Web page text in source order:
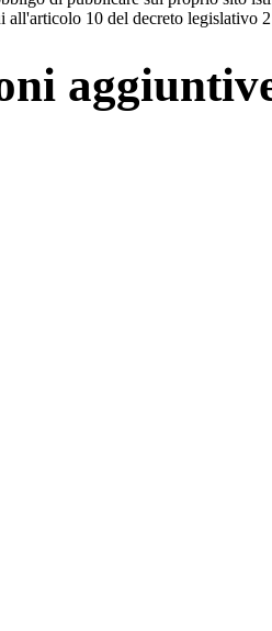
all'articolo 10 del decreto legislativo